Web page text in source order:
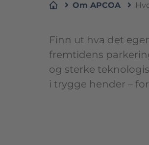
Om APCOA
Finn ut hva det
fremtidens
og sterke
i trygge hender –